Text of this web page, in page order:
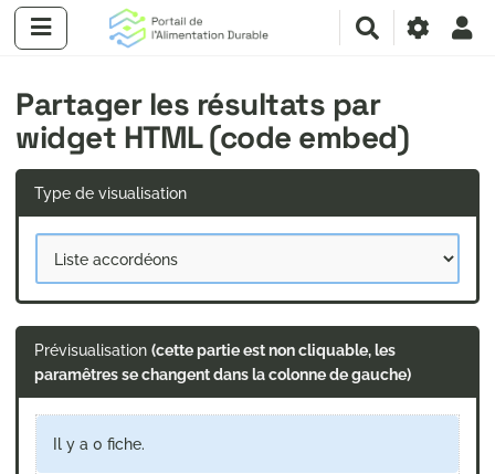
h
r
c
e
r
Partager les résultats par
widget HTML (code embed)
Type de visualisation
Prévisualisation (cette partie est non cliquable, les
paramêtres se changent dans la colonne de gauche)